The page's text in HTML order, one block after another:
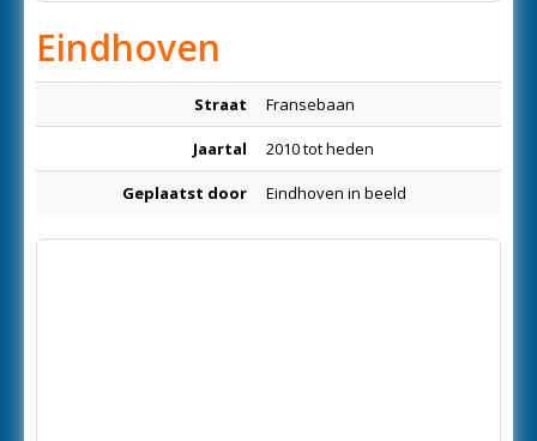
Eindhoven
Straat Fransebaan
Jaartal 2010 tot heden
Geplaatst door Eindhoven in beeld